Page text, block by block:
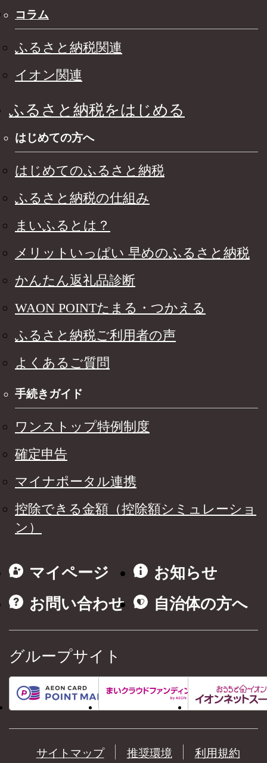
コラム
ふるさと納税関連
イオン関連
ふるさと納税をはじめる
はじめての方へ
はじめてのふるさと納税
ふるさと納税の仕組み
まいふるとは？
メリットいっぱい 早めのふるさと納税
かんたん返礼品診断
WAON POINTたまる・つかえる
ふるさと納税ご利用者の声
よくあるご質問
手続きガイド
ワンストップ特例制度
確定申告
マイナポータル連携
控除できる金額（控除額シミュレーショ
ン）
マイページ
お知らせ
お問い合わせ
自治体の方へ
グループサイト
サイトマップ 推奨環境 利用規約